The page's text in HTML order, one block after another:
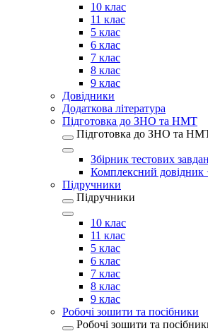
10 клас
11 клас
5 клас
6 клас
7 клас
8 клас
9 клас
Довідники
Додаткова література
Підготовка до ЗНО та НМТ
Підготовка до ЗНО та
Збірник тестових
Комплексний довідник
Підручники
Підручники
10 клас
11 клас
5 клас
6 клас
7 клас
8 клас
9 клас
Робочі зошити та посібники
Робочі зошити та